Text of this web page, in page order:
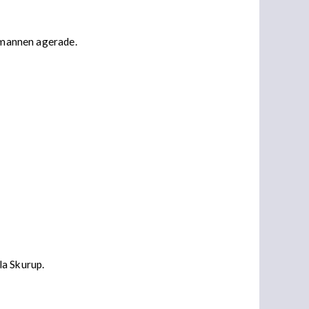
agerade.
Skurup.